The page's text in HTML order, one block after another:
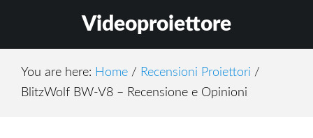
main
content
primary
sidebar
footer
Videoproiettore
You are here: Home / Recensioni Proiettori /
BlitzWolf BW-V8 – Recensione e Opinioni